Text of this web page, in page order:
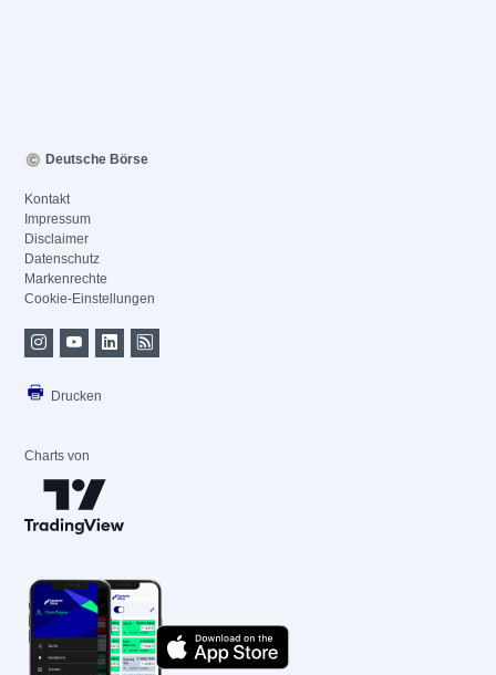
Deutsche Börse
Kontakt
Impressum
Disclaimer
Datenschutz
Markenrechte
Cookie-Einstellungen
Drucken
Charts von